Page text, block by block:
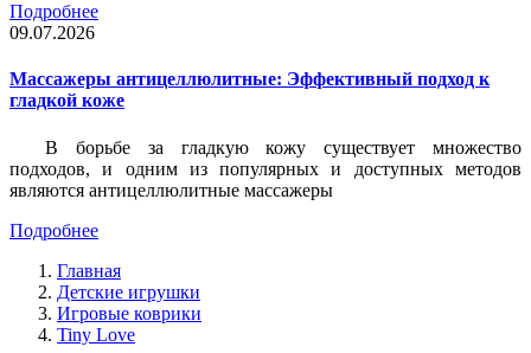
Подробнее
09.07.2026
Массажеры антицеллюлитные: Эффективный подход к
гладкой коже
В борьбе за гладкую кожу существует множество
подходов, и одним из популярных и доступных методов
являются антицеллюлитные массажеры
Подробнее
Главная
Детские игрушки
Игровые коврики
Tiny Love